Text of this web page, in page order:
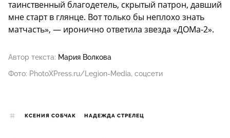
таинственный благодетель, скрытый патрон, давший
мне старт в глянце. Вот только бы неплохо знать
матчасть», — иронично ответила звезда «ДОМа-2».
Автор текста: Мария Волкова
Фото: PhotoXPress.ru/Legion-Media, соцсети
КСЕНИЯ СОБЧАК НАДЕЖДА СТРЕЛЕЦ